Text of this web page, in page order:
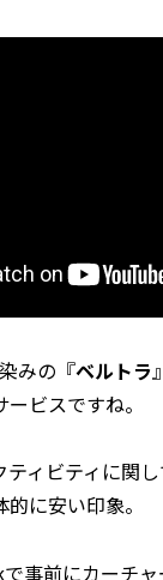
みの『ベルトラ
ビスですね。
ティビティに関
に安い印象。
事前にカーチ